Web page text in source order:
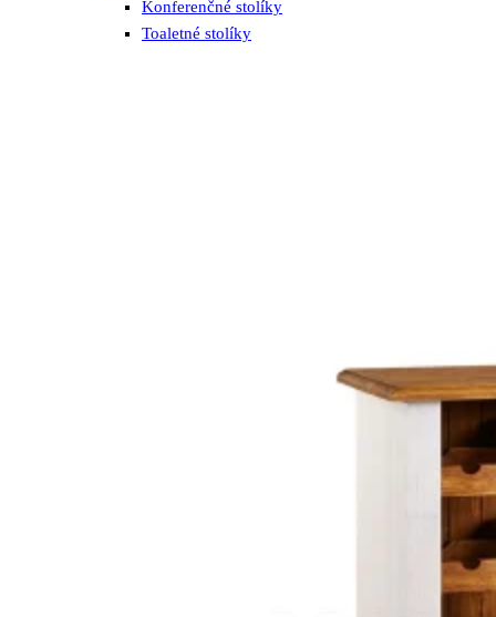
Konferenčné stolíky
Toaletné stolíky